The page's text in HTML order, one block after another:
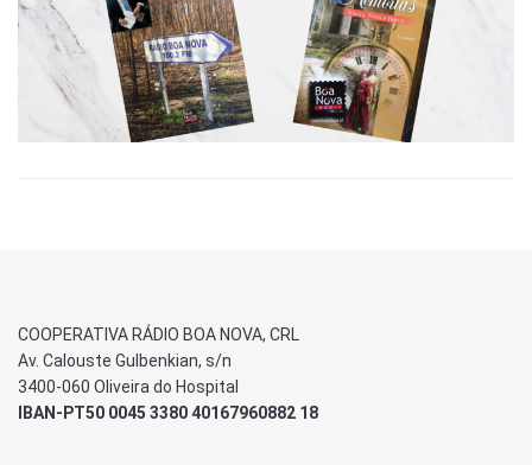
COOPERATIVA RÁDIO BOA NOVA, CRL
Av. Calouste Gulbenkian, s/n
3400-060 Oliveira do Hospital
IBAN-PT50 0045 3380 40167960882 18